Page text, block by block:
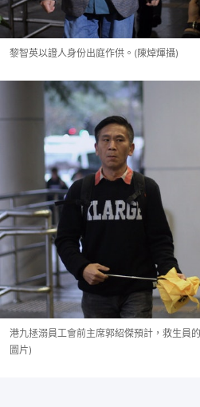
黎智英以證人身份出庭作供。(陳焯煇攝)
港九拯溺員工會前主席郭紹傑預計，救生員
圖片)